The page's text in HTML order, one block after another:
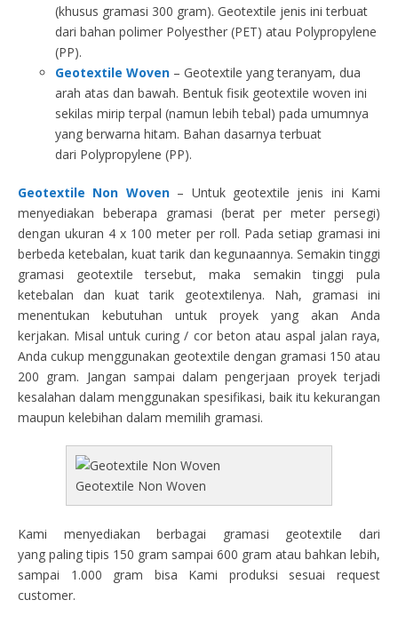
(khusus gramasi 300 gram). Geotextile jenis ini terbuat
dari bahan polimer Polyesther (PET) atau Polypropylene
(PP).
Geotextile Woven – Geotextile yang teranyam, dua
arah atas dan bawah. Bentuk fisik geotextile woven ini
sekilas mirip terpal (namun lebih tebal) pada umumnya
yang berwarna hitam. Bahan dasarnya terbuat
dari Polypropylene (PP).
Geotextile Non Woven– Untuk geotextile jenis ini Kami
menyediakan beberapa gramasi (berat per meter persegi)
dengan ukuran 4 x 100 meter per roll. Pada setiap gramasi ini
berbeda ketebalan, kuat tarik dan kegunaannya. Semakin tinggi
gramasi geotextile tersebut, maka semakin tinggi pula
ketebalan dan kuat tarik geotextilenya. Nah, gramasi ini
menentukan kebutuhan untuk proyek yang akan Anda
kerjakan. Misal untuk curing / cor beton atau aspal jalan raya,
Anda cukup menggunakan geotextile dengan gramasi 150 atau
200 gram. Jangan sampai dalam pengerjaan proyek terjadi
kesalahan dalam menggunakan spesifikasi, baik itu kekurangan
maupun kelebihan dalam memilih gramasi.
Geotextile Non Woven
Kami menyediakan berbagai gramasi geotextile dari
yang paling tipis 150 gram sampai 600 gram atau bahkan lebih,
sampai 1.000 gram bisa Kami produksi sesuai request
customer.